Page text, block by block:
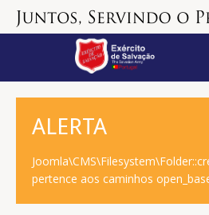
ALERTA
pertence aos caminhos